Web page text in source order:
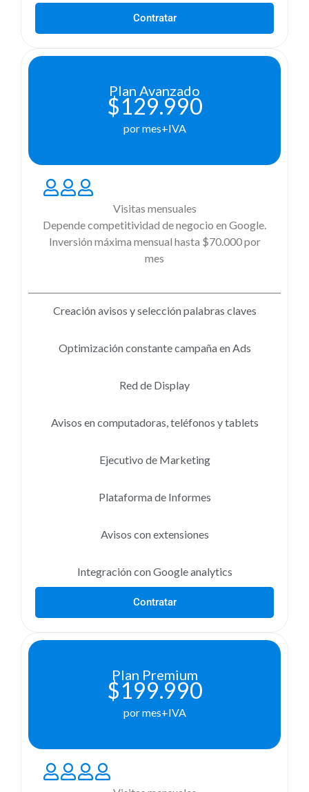
Contratar
Plan Avanzado
$129.990
por mes+IVA
Visitas mensuales
Depende competitividad de negocio en Google.
Inversión máxima mensual hasta $70.000 por
mes
Creación avisos y selección palabras claves
Optimización constante campaña en Ads
Red de Display
Avisos en computadoras, teléfonos y tablets
Ejecutivo de Marketing
Plataforma de Informes
Avisos con extensiones
Integración con Google analytics
Contratar
Plan Premium
$199.990
por mes+IVA